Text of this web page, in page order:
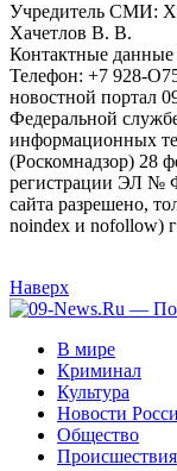
Учредитель СМИ:
Хaчeтлoв B. B.
Контактные данные
Телефон: +7 928-
новостной портал
Федеральной
информационных
(Роскомнадзор) 28
регистрации ЭЛ №
сайта разрешено,
noindex и nofollow)
Наверх
В мире
Криминал
Культура
Новости
Общество
Происшествия